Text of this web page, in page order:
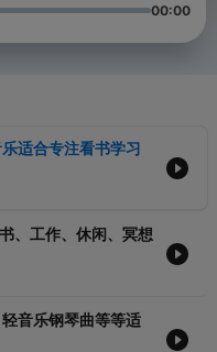
00:00
适合专注看书学习
、工作、休闲、冥想
音乐钢琴曲等等适